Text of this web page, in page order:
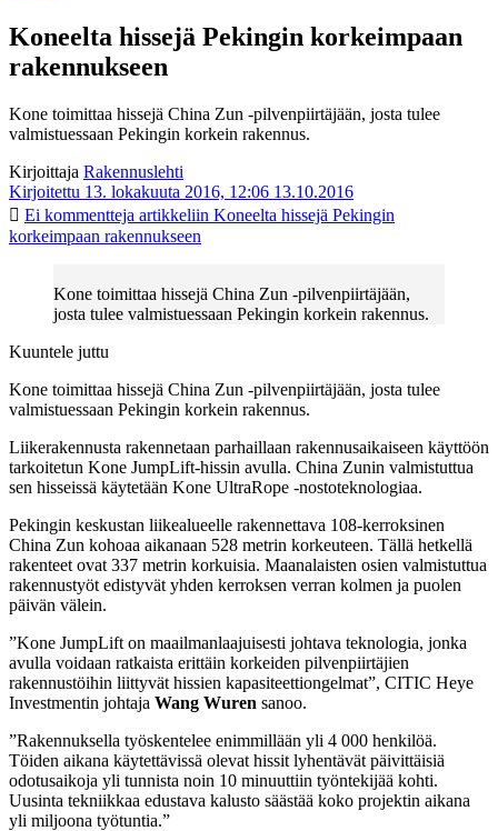
Koneelta hissejä Pekingin korkeimpaan
rakennukseen
Kone toimittaa hissejä China Zun -pilvenpiirtäjään, josta tulee
valmistuessaan Pekingin korkein rakennus.
Kirjoittaja Rakennuslehti
Kirjoitettu 13. lokakuuta 2016, 12:06 13.10.2016
Ei kommentteja artikkeliin Koneelta hissejä Pekingin
korkeimpaan rakennukseen
Kone toimittaa hissejä China Zun -pilvenpiirtäjään,
josta tulee valmistuessaan Pekingin korkein rakennus.
Kuuntele juttu
Kone toimittaa hissejä China Zun -pilvenpiirtäjään, josta tulee
valmistuessaan Pekingin korkein rakennus.
Liikerakennusta rakennetaan parhaillaan rakennusaikaiseen käyttöön
tarkoitetun Kone JumpLift-hissin avulla. China Zunin valmistuttua
sen hisseissä käytetään Kone UltraRope -nostoteknologiaa.
Pekingin keskustan liikealueelle rakennettava 108-kerroksinen
China Zun kohoaa aikanaan 528 metrin korkeuteen. Tällä hetkellä
rakenteet ovat 337 metrin korkuisia. Maanalaisten osien valmistuttua
rakennustyöt edistyvät yhden kerroksen verran kolmen ja puolen
päivän välein.
”Kone JumpLift on maailmanlaajuisesti johtava teknologia, jonka
avulla voidaan ratkaista erittäin korkeiden pilvenpiirtäjien
rakennustöihin liittyvät hissien kapasiteettiongelmat”, CITIC Heye
Investmentin johtaja Wang Wuren sanoo.
”Rakennuksella työskentelee enimmillään yli 4 000 henkilöä.
Töiden aikana käytettävissä olevat hissit lyhentävät päivittäisiä
odotusaikoja yli tunnista noin 10 minuuttiin työntekijää kohti.
Uusinta tekniikkaa edustava kalusto säästää koko projektin aikana
yli miljoona työtuntia.”